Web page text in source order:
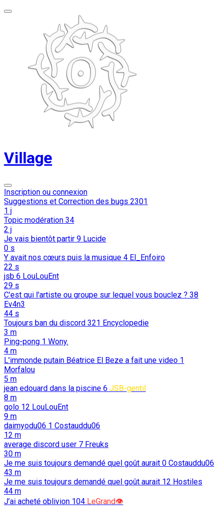
Village
Inscription ou connexion
Suggestions et Correction des bugs 2301
1 j
Topic modération 34
2 j
Je vais bientôt partir 9 Lucide
0 s
Y avait nos cœurs puis la musique 4 El_Enfoiro
22 s
jsb 6 LouLouEnt
29 s
C'est qui l'artiste ou groupe sur lequel vous bouclez ? 38
Ev4n3
44 s
Toujours ban du discord 321 Encyclopedie
3 m
Ping-pong 1 Wony.
4 m
L'immonde putain Béatrice El Beze a fait une video 1
Morfalou
5 m
jean edouard dans la piscine 6 JSB-gentil
8 m
golo 12 LouLouEnt
9 m
daimyodu06 1 Costauddu06
12 m
average discord user 7 Freuks
30 m
Je me suis toujours demandé quel goût aurait 0 Costauddu06
43 m
Je me suis toujours demandé quel goût aurait 12 Hostiles
44 m
J’ai acheté oblivion 104 LeGrand👁️